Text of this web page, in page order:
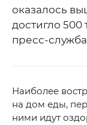
оказалось
достигло 500
пресс-
Наиболее
на дом еды,
ними идут